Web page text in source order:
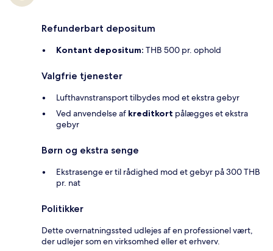
Refunderbart depositum
Kontant depositum: THB 500 pr. ophold
Valgfrie tjenester
Lufthavnstransport tilbydes mod et ekstra gebyr
Ved anvendelse af kreditkort pålægges et ekstra
gebyr
Børn og ekstra senge
Ekstrasenge er til rådighed mod et gebyr på 300 THB
pr. nat
Politikker
Dette overnatningssted udlejes af en professionel vært,
der udlejer som en virksomhed eller et erhverv.